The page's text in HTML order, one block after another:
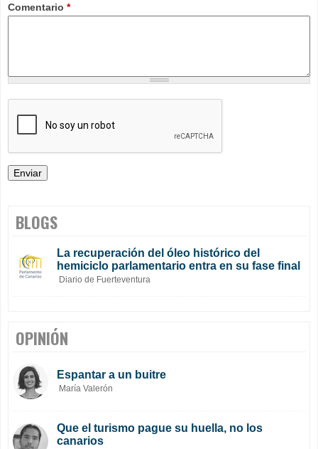
Comentario *
BLOGS
La recuperación del óleo histórico del
hemiciclo parlamentario entra en su fase final
Diario de Fuerteventura
OPINIÓN
Espantar a un buitre
María Valerón
Que el turismo pague su huella, no los
canarios